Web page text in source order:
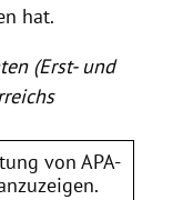
hat.
(Erst- und
von APA-